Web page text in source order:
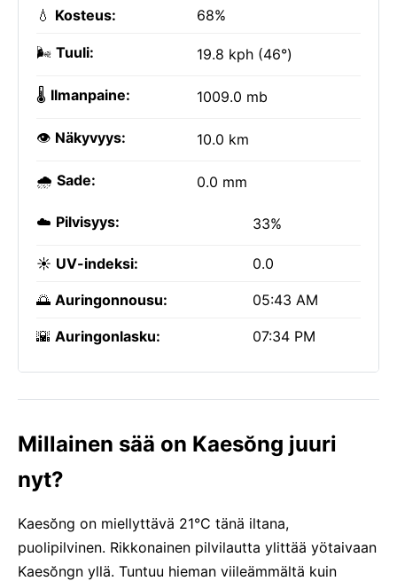
💧 Kosteus: 68%
🌬️ Tuuli: 19.8 kph (46°)
🌡️ Ilmanpaine: 1009.0 mb
👁️ Näkyvyys: 10.0 km
🌧️ Sade: 0.0 mm
☁️ Pilvisyys: 33%
☀️ UV-indeksi: 0.0
🌅 Auringonnousu: 05:43 AM
🌇 Auringonlasku: 07:34 PM
Millainen sää on Kaesŏng juuri
nyt?
Kaesŏng on miellyttävä 21°C tänä iltana,
puolipilvinen. Rikkonainen pilvilautta ylittää yötaivaan
Kaesŏngn yllä. Tuntuu hieman viileämmältä kuin